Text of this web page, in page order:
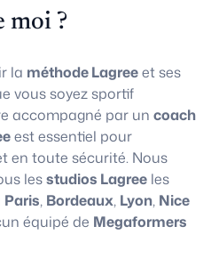
moi ?
la méthode Lagreeet ses
vous soyez sportif
accompagné par un coach
est essentiel pour
en toute sécurité. Nous
lesstudios Lagree les
Paris, Bordeaux, Lyon, Nice
équipé de Megaformers